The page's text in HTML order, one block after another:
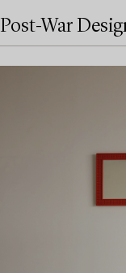
Post-War